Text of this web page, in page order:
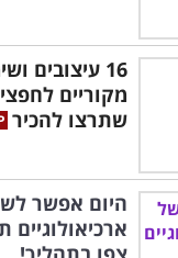
16 עיצובים
מקוריים
שתרצו להכיר
היום אפשר
ארכיאולוגיים